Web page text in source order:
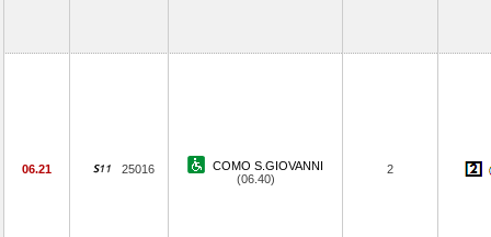
06.21 25016
COMO S.GIOVANNI
(06.40)
2